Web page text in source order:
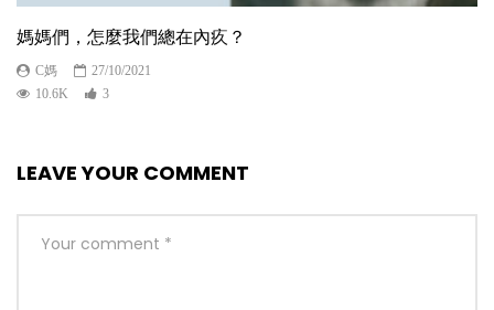
媽媽們，怎麼我們總在內疚？
C媽
27/10/2021
10.6K
3
LEAVE YOUR COMMENT